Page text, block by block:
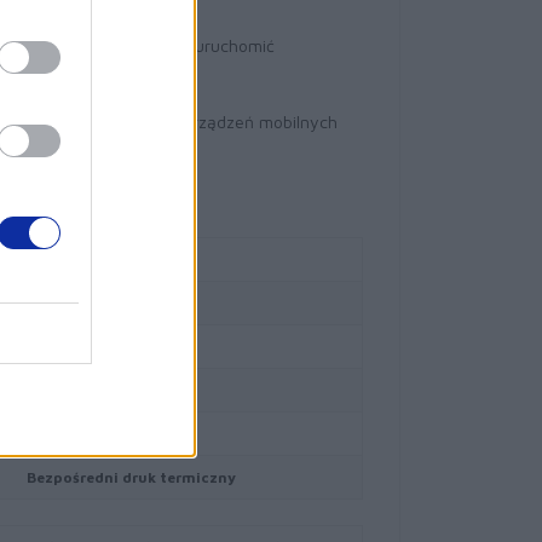
Wystarczy kliknąć, aby uruchomić
tuszu lub tonera
przy użyciu urządzeń mobilnych
Bezpośredni druk termiczny